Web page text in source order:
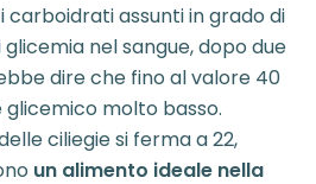
carboidrati assunti in grado di
nel sangue, dopo due
dire che fino al valore 40
molto basso.
ciliegie si ferma a 22,
un alimento ideale nella